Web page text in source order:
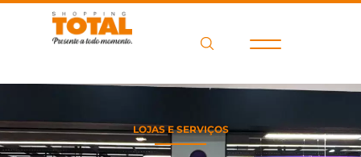
LOJAS E SERVIÇOS